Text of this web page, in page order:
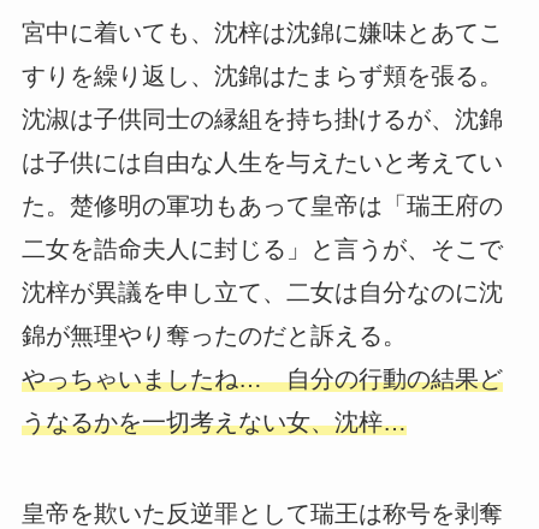
宮中に着いても、沈梓は沈錦に嫌味とあてこ
すりを繰り返し、沈錦はたまらず頬を張る。
沈淑は子供同士の縁組を持ち掛けるが、沈錦
は子供には自由な人生を与えたいと考えてい
た。楚修明の軍功もあって皇帝は「瑞王府の
二女を誥命夫人に封じる」と言うが、そこで
沈梓が異議を申し立て、二女は自分なのに沈
錦が無理やり奪ったのだと訴える。
やっちゃいましたね… 自分の行動の結果ど
うなるかを一切考えない女、沈梓…
皇帝を欺いた反逆罪として瑞王は称号を剥奪